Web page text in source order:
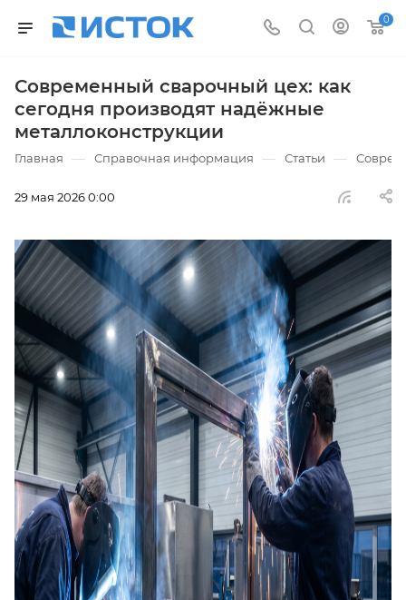
0
Современный сварочный цех: как
сегодня производят надёжные
металлоконструкции
Главная — Справочная информация — Статьи —
29 мая 2026 0:00